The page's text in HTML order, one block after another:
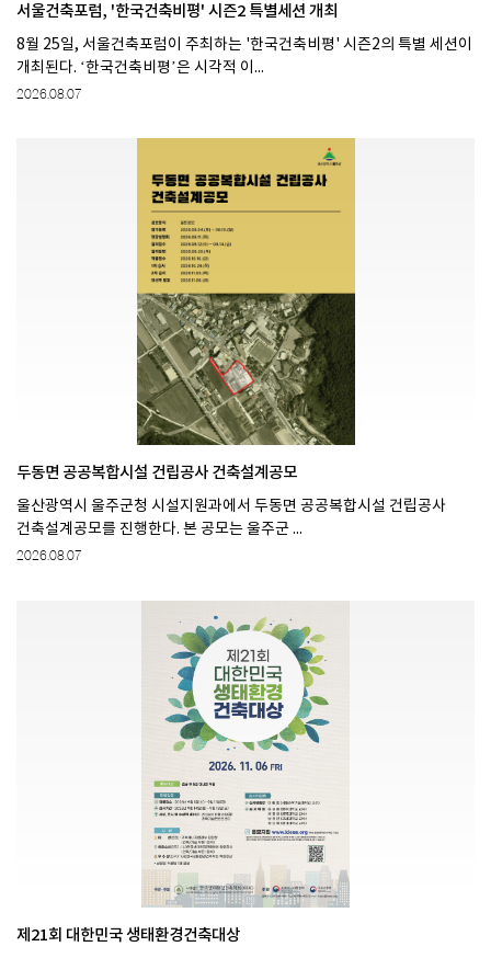
서울건축포럼, '한국건축비평' 시즌2 특별세션 개최
8월 25일, 서울건축포럼이 주최하는 '한국건축비평' 시즌2의 특별 세션이
개최된다. ‘한국건축비평’은 시각적 이...
2026.08.07
두동면 공공복합시설 건립공사 건축설계공모
울산광역시 울주군청 시설지원과에서 두동면 공공복합시설 건립공사
건축설계공모를 진행한다. 본 공모는 울주군 ...
2026.08.07
제21회 대한민국 생태환경건축대상